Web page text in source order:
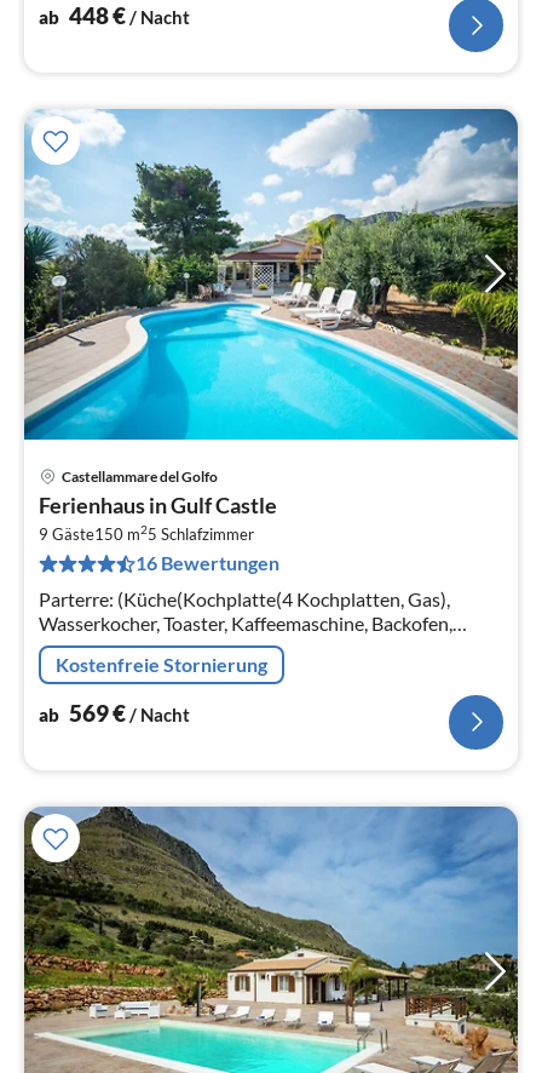
ab 448€/ Nacht
Castellammare del Golfo
Ferienhaus in Gulf Castle
9 Gäste150 m25 Schlafzimmer
16 Bewertungen
Parterre: (Küche(Kochplatte(4 Kochplatten, Gas),
Wasserkocher, Toaster, Kaffeemaschine, Backofen,
Mikrowelle, Kühl-/Gefrierkombination),
Wohn/Esszimmer(TV(Satellit), Esstisch)
Kostenfreie Stornierung
ab 569€/ Nacht